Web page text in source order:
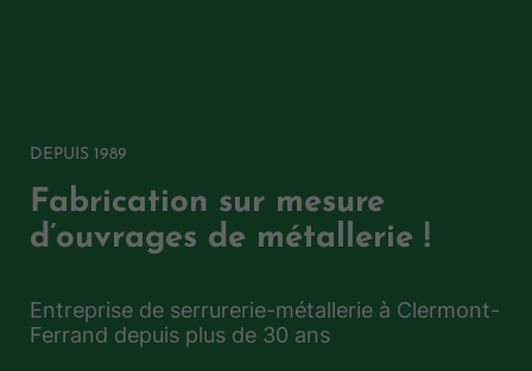
DEPUIS 1989
Fabrication sur mesure
d’ouvrages de métallerie !
Entreprise de serrurerie-métallerie à Clermont-
Ferrand depuis plus de 30 ans